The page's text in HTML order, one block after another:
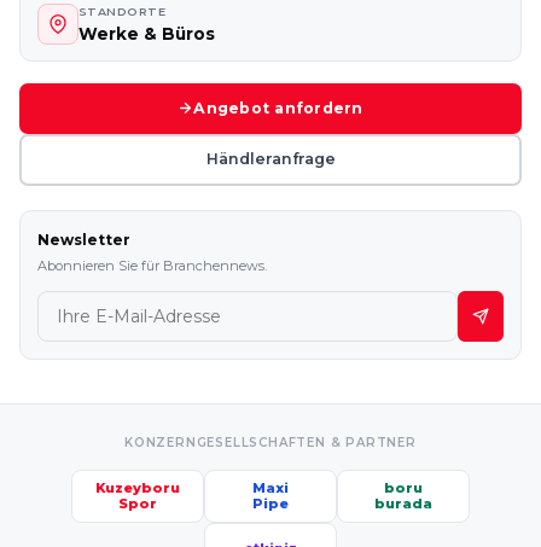
STANDORTE
Werke & Büros
Angebot anfordern
Händleranfrage
Newsletter
Abonnieren Sie für Branchennews.
KONZERNGESELLSCHAFTEN & PARTNER
Kuzeyboru
Spor
Maxi
Pipe
boru
burada